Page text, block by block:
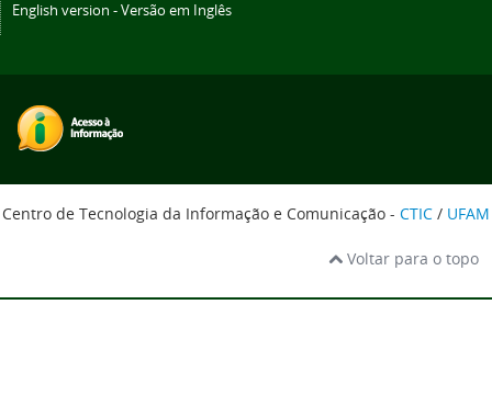
English version - Versão em Inglês
Centro de Tecnologia da Informação e Comunicação - CTIC / UFAM
Voltar para o topo